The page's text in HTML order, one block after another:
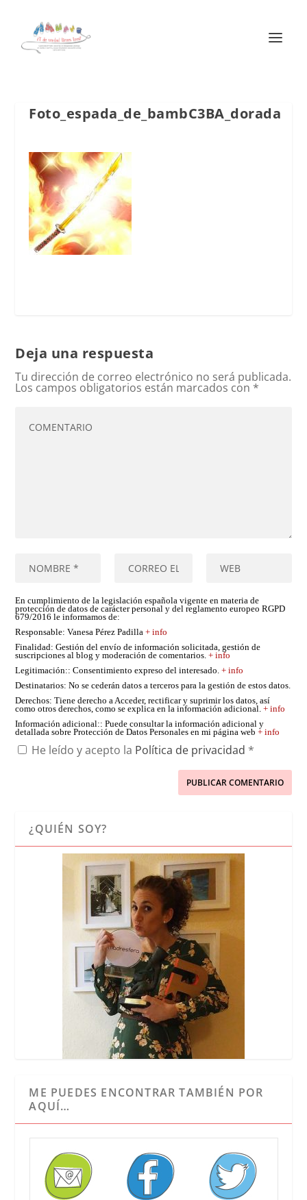
Foto_espada_de_bambC3BA_dorada
Deja una respuesta
Tu dirección de correo electrónico no será publicada.
Los campos obligatorios están marcados con *
En cumplimiento de la legislación española vigente en materia de
protección de datos de carácter personal y del reglamento europeo RGPD
679/2016 le informamos de:
Responsable: Vanesa Pérez Padilla+ info
Finalidad: Gestión del envío de información solicitada, gestión de
suscripciones al blog y moderación de comentarios.+ info
Legitimación:: Consentimiento expreso del interesado.+ info
Destinatarios: No se cederán datos a terceros para la gestión de estos datos.
Derechos: Tiene derecho a Acceder, rectificar y suprimir los datos, así
como otros derechos, como se explica en la información adicional.+ info
Información adicional:: Puede consultar la información adicional y
detallada sobre Protección de Datos Personales en mi página web+ info
He leído y acepto la Política de privacidad *
¿QUIÉN SOY?
ME PUEDES ENCONTRAR TAMBIÉN POR
AQUÍ…